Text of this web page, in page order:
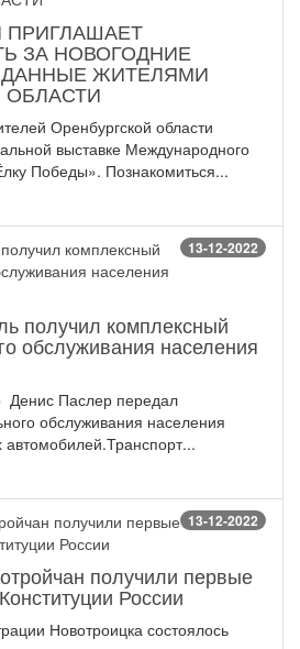
ЗА НОВОГОДНИЕ
ЖИТЕЛЯМИ
ОБЛАСТИ
Оренбургской области
выставке Международного
Победы». Познакомиться...
13-12-2022
получил комплексный
обслуживания населения
Денис Паслер передал
обслуживания населения
13-12-2022
получили первые
России
Новотроицка состоялось